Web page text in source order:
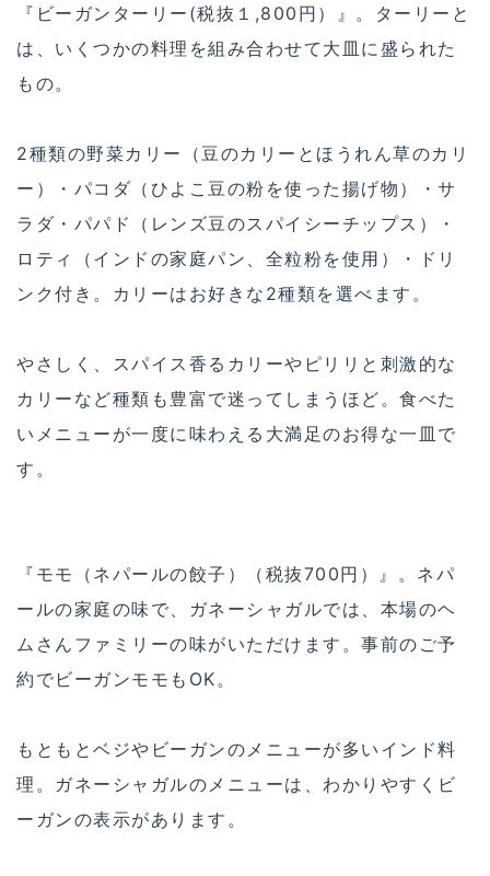
『ビーガンターリー(税抜１,800円）』。ターリーと
は、いくつかの料理を組み合わせて大皿に盛られた
もの。
2種類の野菜カリー（豆のカリーとほうれん草のカリ
ー）・パコダ（ひよこ豆の粉を使った揚げ物）・サ
ラダ・パパド（レンズ豆のスパイシーチップス）・
ロティ（インドの家庭パン、全粒粉を使用）・ドリ
ンク付き。カリーはお好きな2種類を選べます。
やさしく、スパイス香るカリーやピリリと刺激的な
カリーなど種類も豊富で迷ってしまうほど。食べた
いメニューが一度に味わえる大満足のお得な一皿で
す。
『モモ（ネパールの餃子）（税抜700円）』。ネパ
ールの家庭の味で、ガネーシャガルでは、本場のヘ
ムさんファミリーの味がいただけます。事前のご予
約でビーガンモモもOK。
もともとベジやビーガンのメニューが多いインド料
理。ガネーシャガルのメニューは、わかりやすくビ
ーガンの表示があります。